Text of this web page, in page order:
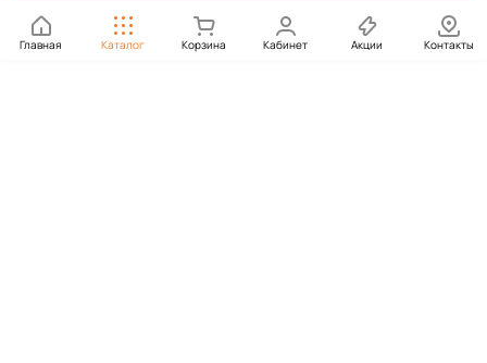
Главная Каталог Корзина Кабинет Акции Контакты